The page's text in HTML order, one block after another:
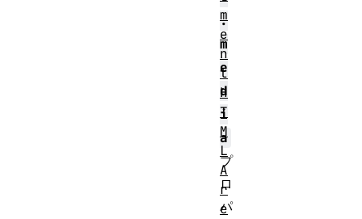
.
m
e
d
i
a
プ
ロ
パ
m
e
n
t
H
T
M
L
A
r
e